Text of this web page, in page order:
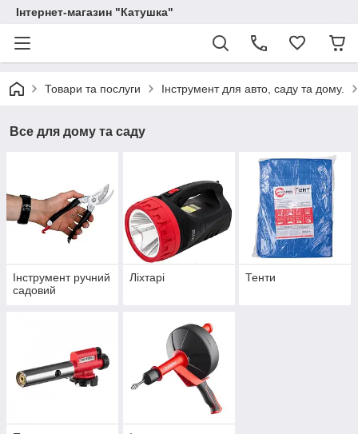
Інтернет-магазин "Катушка"
Товари та послуги Інструмент для авто, саду та дому.
Все для дому та саду
Інструмент ручний
садовий
Ліхтарі Тенти